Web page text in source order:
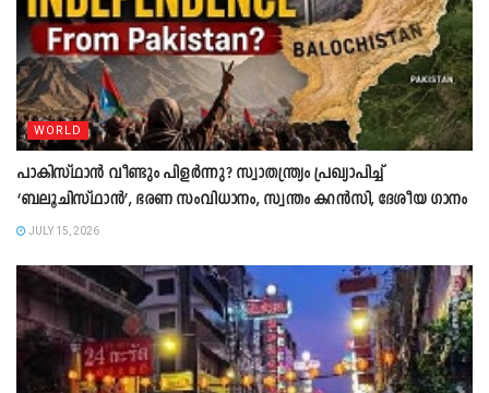
WORLD
പാകിസ്ഥാൻ വീണ്ടും പിളർന്നു? സ്വാതന്ത്ര്യം പ്രഖ്യാപിച്ച്
‘ബലൂചിസ്ഥാൻ’, ഭരണ സംവിധാനം, സ്വന്തം കറൻസി, ദേശീയ ഗാനം
JULY 15, 2026